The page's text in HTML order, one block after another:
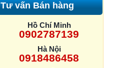
Tư vấn Bán hàng
Hồ Chí Minh
0902787139
Hà Nội
0918486458